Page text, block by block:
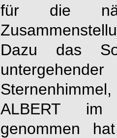
für die
Dazu das
ALBERTim
genommen